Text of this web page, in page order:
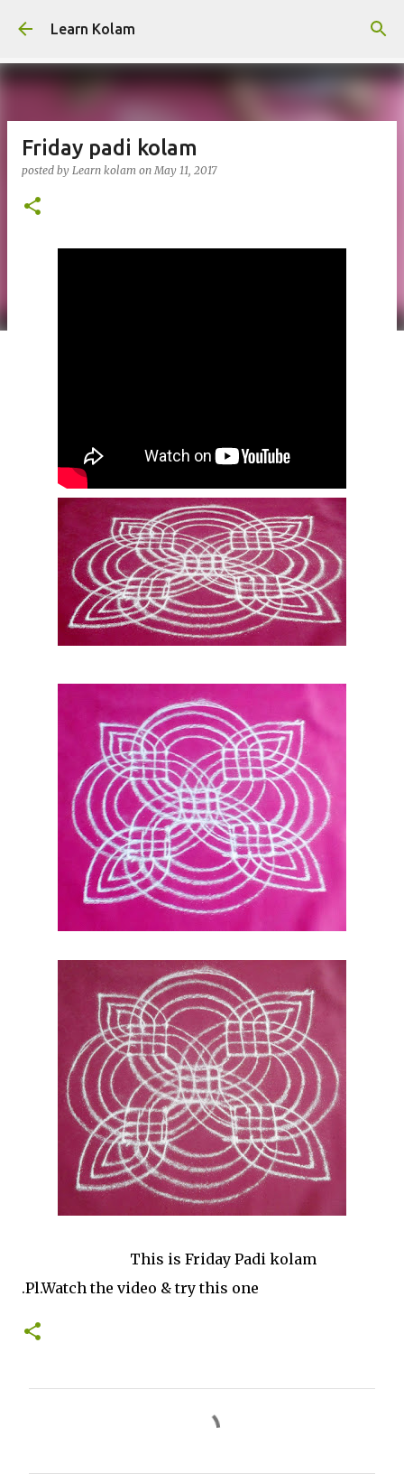
Learn Kolam
Friday padi kolam
posted by Learn kolam onMay 11, 2017
This is Friday Padi kolam
.Pl.Watch the video & try this one